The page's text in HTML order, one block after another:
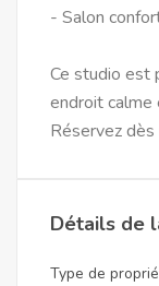
- Salon
Ce studio est
endroit calme
Réservez
Détails de
Type de